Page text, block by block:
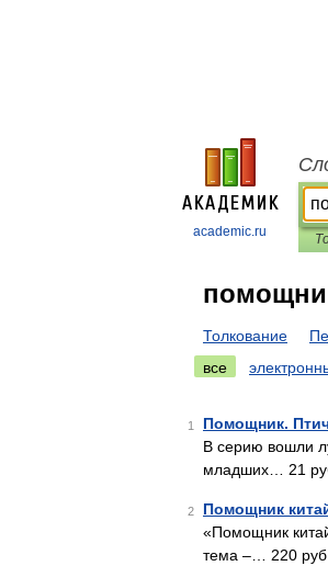
academic.ru
Толкование
все
1 Помощник.
В серию вошли
младших… 21
2 Помощник
«Помощник
тема –… 220 руб